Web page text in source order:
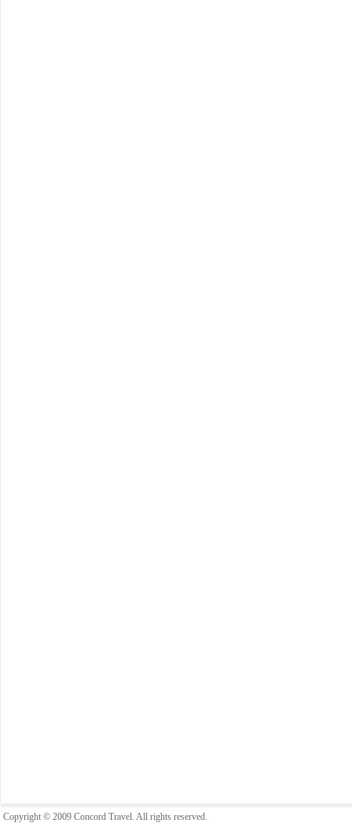
Copyright © 2009 Concord Travel. All rights reserved.